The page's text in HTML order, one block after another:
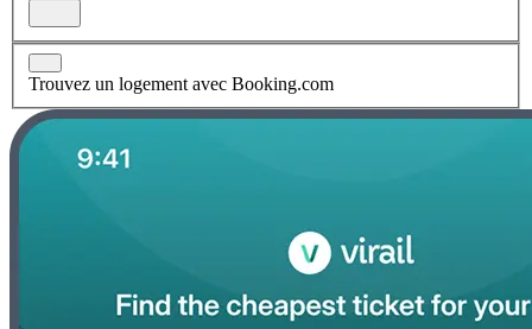
Trouvez un logement avec Booking.com